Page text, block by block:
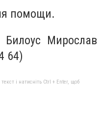
помощи.
Мирослав
64)
і натисніть Ctrl + Enter, щоб